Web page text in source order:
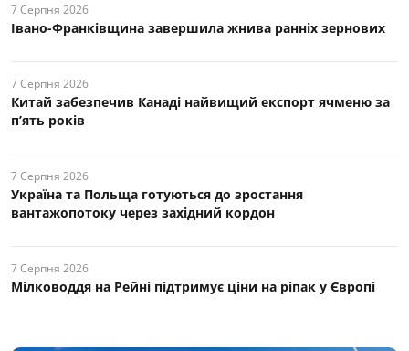
7 Серпня 2026
Івано-Франківщина завершила жнива ранніх зернових
7 Серпня 2026
Китай забезпечив Канаді найвищий експорт ячменю за
п’ять років
7 Серпня 2026
Україна та Польща готуються до зростання
вантажопотоку через західний кордон
7 Серпня 2026
Мілководдя на Рейні підтримує ціни на ріпак у Європі